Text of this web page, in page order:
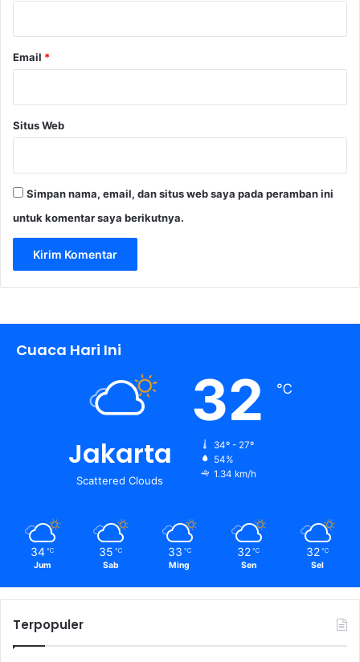
a
Email *
Situs Web
Simpan nama, email, dan situs web saya pada peramban ini
untuk komentar saya berikutnya.
Cuaca Hari Ini
Jakarta
Scattered Clouds
32 ℃
34º - 27º
54%
1.34 km/h
34 ℃
Jum
35 ℃
Sab
33 ℃
Ming
32 ℃
Sen
32 ℃
Sel
Terpopuler